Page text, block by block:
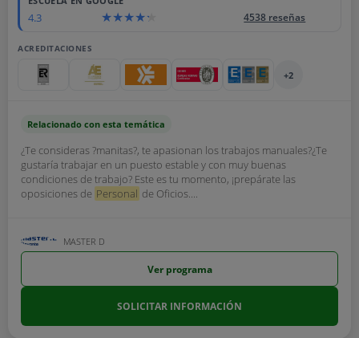
4.3 4538 reseñas
ACREDITACIONES
+2
Relacionado con esta temática
¿Te consideras ?manitas?, te apasionan los trabajos manuales?¿Te
gustaría trabajar en un puesto estable y con muy buenas
condiciones de trabajo? Este es tu momento, ¡prepárate las
oposiciones de Personal de Oficios....
MASTER D
Ver programa
SOLICITAR INFORMACIÓN